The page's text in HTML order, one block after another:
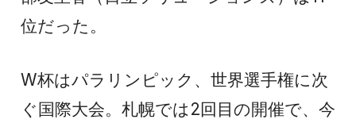
位だった。
W杯はパラリンピック、世界選手権に次
ぐ国際大会。札幌では2回目の開催で、今